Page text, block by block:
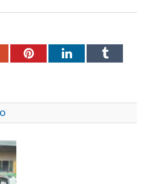
PinterestLinkedInTumblr